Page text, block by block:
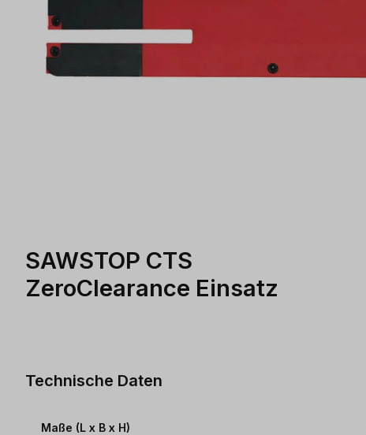
SAWSTOP CTS
ZeroClearance Einsatz
Technische Daten
Maße (L x B x H)